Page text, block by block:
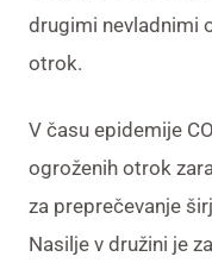
drugimi nevladnimi
otrok.
V času epidemije
ogroženih otrok
za preprečevanje
Nasilje v družini je